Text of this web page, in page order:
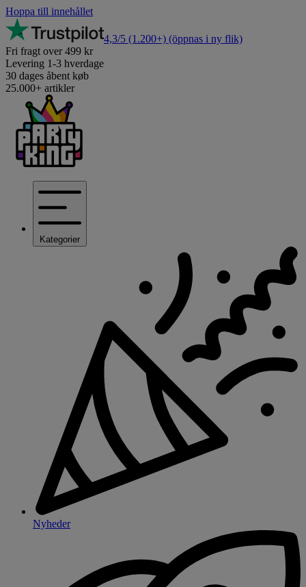
Hoppa till innehållet
4,3/5 (1.200+) (öppnas i ny flik)
Fri fragt over 499 kr
Levering 1-3 hverdage
30 dages åbent køb
25.000+ artikler
Kategorier
Nyheder